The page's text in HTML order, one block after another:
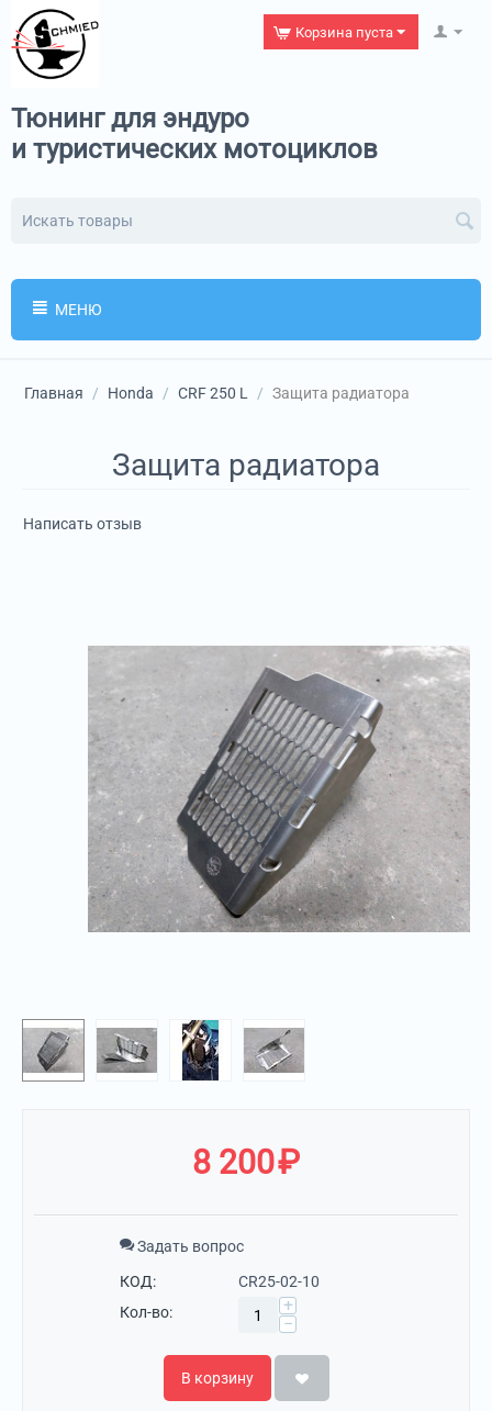
Корзина пуста
Тюнинг для эндуро
и туристических мотоциклов
МЕНЮ
Главная / Honda / CRF 250 L / Защита радиатора
Защита радиатора
Написать отзыв
8 200₽
Задать вопрос
КОД:
CR25-02-10
Кол-во:
+
−
В корзину